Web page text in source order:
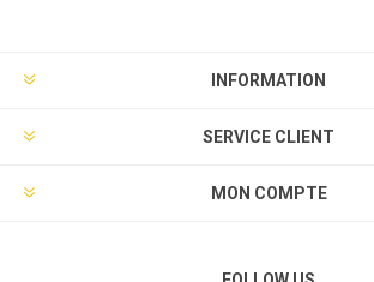
INFORMATION
SERVICE CLIENT
MON COMPTE